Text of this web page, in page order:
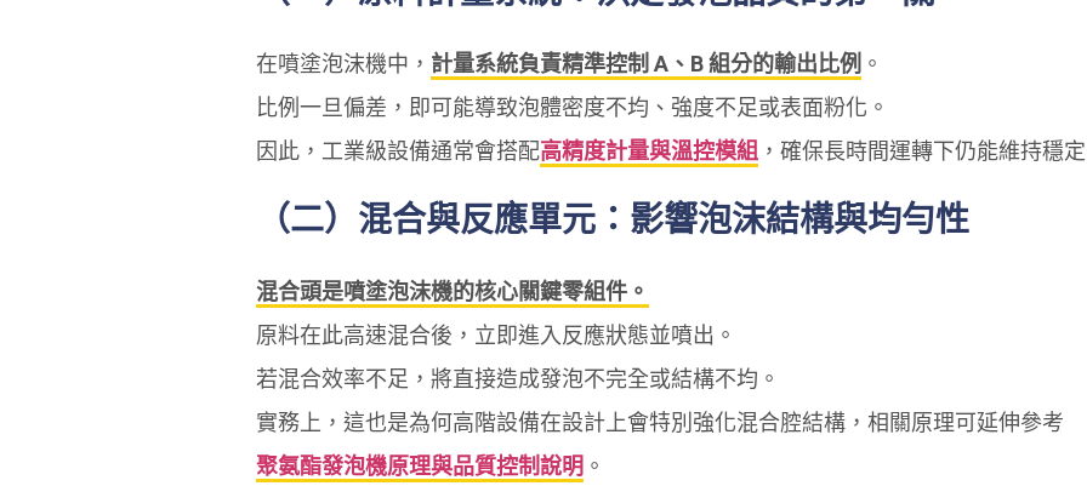
在噴塗泡沫機中， 計量系統負責精準控制 A、B 組分的輸出比例 。
比例一旦偏差，即可能導致泡體密度不均、強度不足或表面粉化。
因此，工業級設備通常會搭配高精度計量與溫控模組 ，確保長時間運轉下仍能維持穩
（二）混合與反應單元：影響泡沫結構與均勻性
混合頭是噴塗泡沫機的核心關鍵零組件。
原料在此高速混合後，立即進入反應狀態並噴出。
若混合效率不足，將直接造成發泡不完全或結構不均。
實務上，這也是為何高階設備在設計上會特別強化混合腔結構，相關原理可延伸參考
聚氨酯發泡機原理與品質控制說明 。